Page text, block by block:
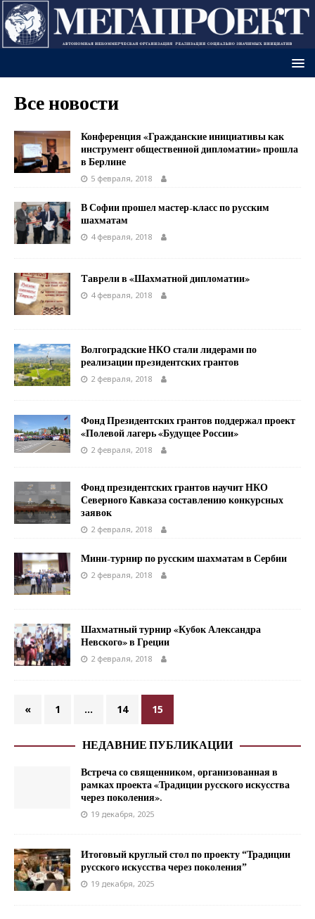
Все новости
Конференция «Гражданские инициативы как
инструмент общественной дипломатии» прошла
в Берлине
5 февраля, 2018
В Софии прошел мастер-класс по русским
шахматам
4 февраля, 2018
Tаврели в «Шахматной дипломатии»
4 февраля, 2018
Волгоградские НКО стали лидерами по
реализации прeзидентских грантов
2 февраля, 2018
Фонд Президентских грантов поддержал проект
«Полевой лагерь «Будущее России»
2 февраля, 2018
Фонд президентских грантов научит НКО
Северного Кавказа составлению конкурсных
заявок
2 февраля, 2018
Мини-турнир по русским шахматам в Сербии
2 февраля, 2018
Шахматный турнир «Кубок Александра
Невского» в Греции
2 февраля, 2018
« 1 … 14 15
НЕДАВНИЕ ПУБЛИКАЦИИ
Встреча со священником, организованная в
рамках проекта «Традиции русского искусства
через поколения».
19 декабря, 2025
Итоговый круглый стол по проекту “Традиции
русского искусства через поколения”
19 декабря, 2025